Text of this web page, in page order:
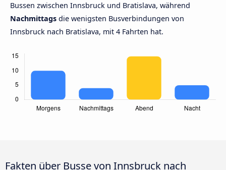
Bussen zwischen Innsbruck und Bratislava, während
Nachmittags die wenigsten Busverbindungen von
Innsbruck nach Bratislava, mit 4 Fahrten hat.
Fakten über Busse von Innsbruck nach